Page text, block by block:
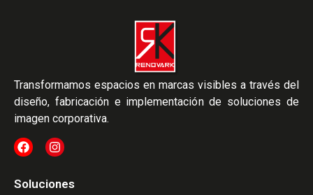
Transformamos espacios en marcas visibles a través del
diseño, fabricación e implementación de soluciones de
imagen corporativa.
Soluciones